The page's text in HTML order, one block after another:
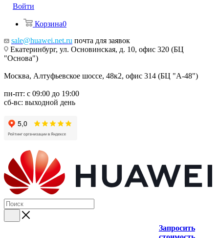
Войти
Корзина0
sale@huawei.net.ru почта для заявок
Екатеринбург, ул. Основинская, д. 10, офис 320 (БЦ
"Основа")
Москва, Алтуфьевское шоссе, 48к2, офис 314 (БЦ "А-48")
пн-пт: с 09:00 до 19:00
сб-вс: выходной день
Запросить